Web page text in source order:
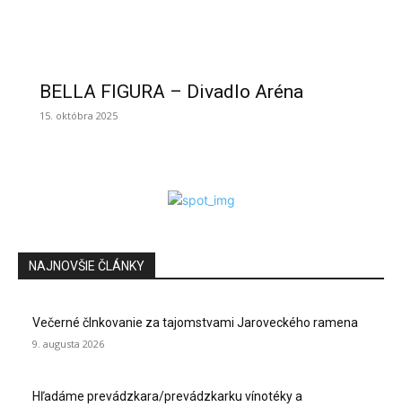
BELLA FIGURA – Divadlo Aréna
15. októbra 2025
NAJNOVŠIE ČLÁNKY
Večerné člnkovanie za tajomstvami Jaroveckého ramena
9. augusta 2026
Hľadáme prevádzkara/prevádzkarku vínotéky a